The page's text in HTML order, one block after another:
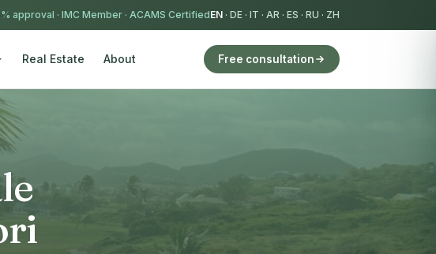
approval · IMC Member · ACAMS CertifiedEN · DE · IT · AR · ES · RU · ZH
Real Estate About Free consultation